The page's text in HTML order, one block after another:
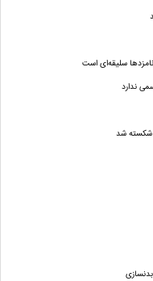
سلیقه‌ای است
ندارد
شکسته شد